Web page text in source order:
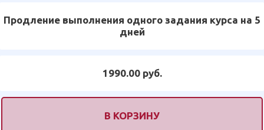
Продление выполнения одного задания курса на 5
дней
1990.00 руб.
В КОРЗИНУ